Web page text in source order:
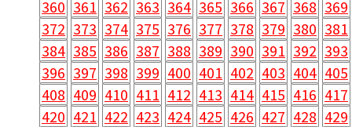
360 361 362 363 364 365 366 367 368 369
372 373 374 375 376 377 378 379 380 381
384 385 386 387 388 389 390 391 392 393
396 397 398 399 400 401 402 403 404 405
408 409 410 411 412 413 414 415 416 417
420 421 422 423 424 425 426 427 428 429